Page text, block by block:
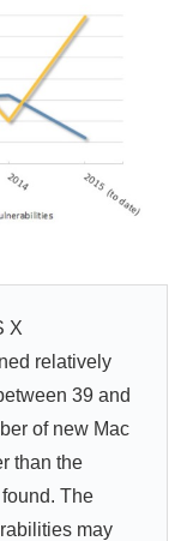
X
relatively
39 and
of new Mac
than the
The
may